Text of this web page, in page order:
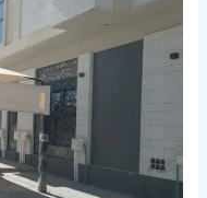
للسيارات